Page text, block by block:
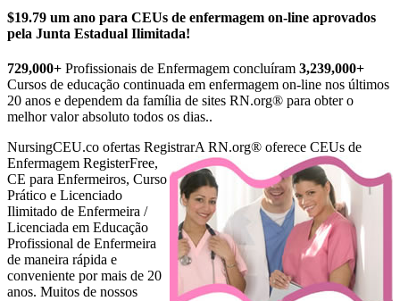
$19.79 um ano para CEUs de enfermagem on-line aprovados
pela Junta Estadual Ilimitada!
729,000+ Profissionais de Enfermagem concluíram 3,239,000+
Cursos de educação continuada em enfermagem on-line nos últimos
20 anos e dependem da família de sites RN.org® para obter o
melhor valor absoluto todos os dias..
NursingCEU.co ofertas RegistrarA RN.org® oferece CEUs de
Enfermagem RegisterFree,
CE para Enfermeiros, Curso
Prático e Licenciado
Ilimitado de Enfermeira /
Licenciada em Educação
Profissional de Enfermeira
de maneira rápida e
conveniente por mais de 20
anos. Muitos de nossos